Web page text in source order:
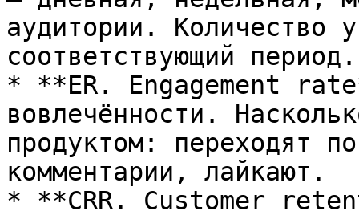
аудитории. Количество
соответствующий период.
* **ER. Engagement
вовлечённости.
продуктом: переходят
комментарии, лайкают.
* **CRR. Customer